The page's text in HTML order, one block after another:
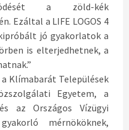
a zöld-kék
Ezáltal a LIFE LOGOS 4
jó gyakorlatok a
is elterjedhetnek, a
Klímabarát Települések
Egyetem, a
az Országos Vízügyi
mérnököknek,